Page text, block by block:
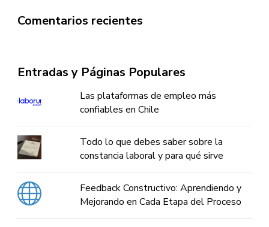
Comentarios recientes
Entradas y Páginas Populares
Las plataformas de empleo más
confiables en Chile
Todo lo que debes saber sobre la
constancia laboral y para qué sirve
Feedback Constructivo: Aprendiendo y
Mejorando en Cada Etapa del Proceso